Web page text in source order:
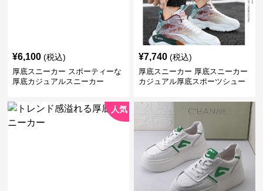
¥6,100 (税込)
厚底スニーカー スポーティーな
厚底カジュアルスニーカー
¥7,740 (税込)
厚底スニーカー 厚底スニーカー
カジュアル厚底スポーツシュー
人気